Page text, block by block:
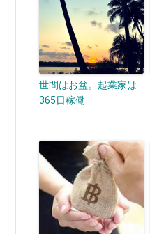
世間はお盆。起業家は
365日稼働